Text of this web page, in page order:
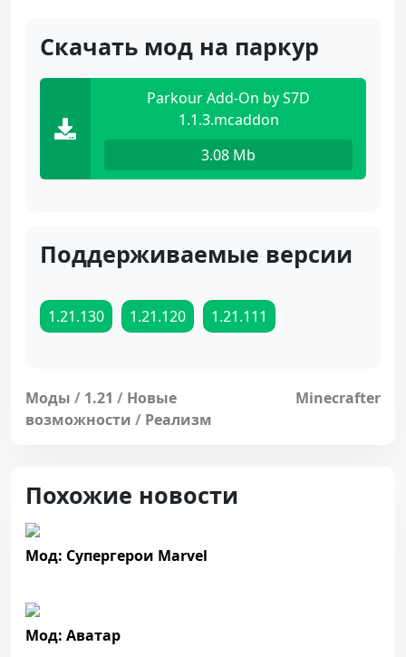
Скачать мод на паркур
Parkour Add-On by S7D
1.1.3.mcaddon
3.08 Mb
Поддерживаемые версии
1.21.130 1.21.120 1.21.111
Моды / 1.21 / Новые
возможности / Реализм
Minecrafter
Похожие новости
Мод: Супергерои Marvel
Мод: Аватар